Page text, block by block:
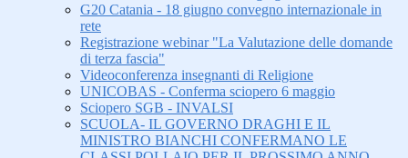
G20 Catania - 18 giugno convegno internazionale in
rete
Registrazione webinar "La Valutazione delle domande
di terza fascia"
Videoconferenza insegnanti di Religione
UNICOBAS - Conferma sciopero 6 maggio
Sciopero SGB - INVALSI
SCUOLA- IL GOVERNO DRAGHI E IL
MINISTRO BIANCHI CONFERMANO LE